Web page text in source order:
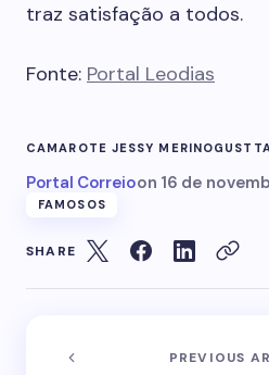
traz satisfação a todos.
Fonte: Portal Leodias
CAMAROTE JESSY MERINO
Portal Correioon 16 de
FAMOSOS
SHARE
PREVIOUS